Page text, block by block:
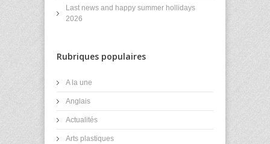
Last news and happy summer hollidays
2026
Rubriques populaires
A la une
Anglais
Actualités
Arts plastiques